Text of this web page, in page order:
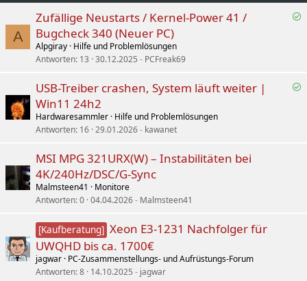
n l
e
A
Zufällige Neustarts / Kernel-Power 41 /
Bugcheck 340 (Neuer PC)
Alpgiray Hilfe und Problemlösungen
Antworten 13 30.12.2025 PCFreak69
USB-Treiber crashen, System läuft weiter |
Win11 24h2
Hardwaresammler Hilfe und Problemlösungen
Antworten 16 29.01.2026 kawanet
MSI MPG 321URX(W) – Instabilitäten bei
4K/240Hz/DSC/G-Sync
Malmsteen41
Monitore
Antworten 0 04.04.2026 Malmsteen41
[Kaufberatung] Xeon E3-1231 Nachfolger für
UWQHD bis ca. 1700€
jagwar PC-Zusammenstellungs- und Aufrüstungs-Forum
Antworten 8 14.10.2025 jagwar